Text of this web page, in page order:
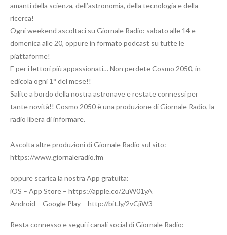
amanti della scienza, dell’astronomia, della tecnologia e della
ricerca!
Ogni weekend ascoltaci su Giornale Radio: sabato alle 14 e
domenica alle 20, oppure in formato podcast su tutte le
piattaforme!
E per i lettori più appassionati… Non perdete Cosmo 2050, in
edicola ogni 1° del mese!!
Salite a bordo della nostra astronave e restate connessi per
tante novità!! Cosmo 2050 è una produzione di Giornale Radio, la
radio libera di informare.
Ascolta altre produzioni di Giornale Radio sul sito:
https://www.giornaleradio.fm
oppure scarica la nostra App gratuita:
iOS – App Store – https://apple.co/2uW01yA
Android – Google Play – http://bit.ly/2vCjiW3
Resta connesso e segui i canali social di Giornale Radio: